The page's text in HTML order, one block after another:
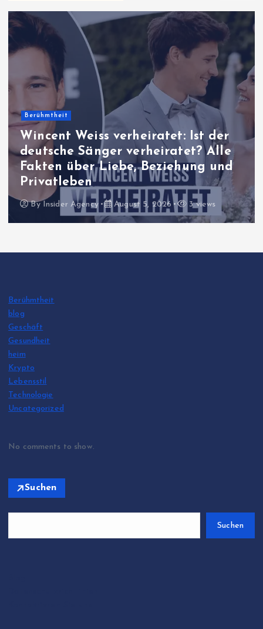
Berühmtheit
Harriet Herbig-Matten Eltern:
Familie, Herkunft und alles, was
über ihr Privatleben bekannt ist
By Insider Agency August 5, 2026 13 views
Berühmtheit
blog
Geschäft
Gesundheit
heim
Krypto
Lebensstil
Technologie
Uncategorized
No comments to show.
Suchen
Suchen